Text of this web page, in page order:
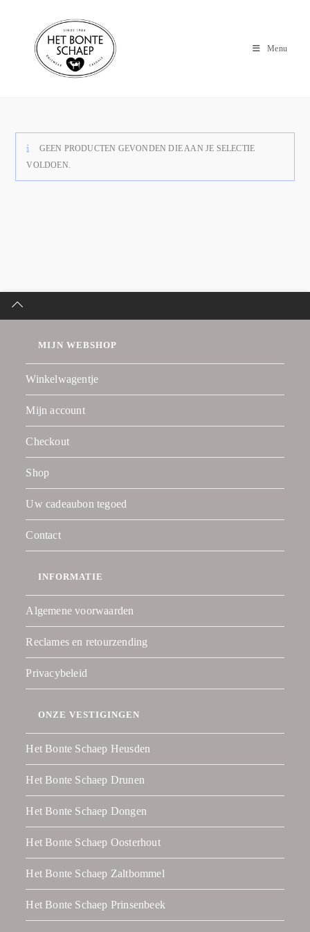
Menu
GEEN PRODUCTEN GEVONDEN DIE AAN JE SELECTIE
VOLDOEN.
MIJN WEBSHOP
Winkelwagentje
Mijn account
Checkout
Shop
Uw cadeaubon tegoed
Contact
INFORMATIE
Algemene voorwaarden
Reclames en retourzending
Privacybeleid
ONZE VESTIGINGEN
Het Bonte Schaep Heusden
Het Bonte Schaep Drunen
Het Bonte Schaep Dongen
Het Bonte Schaep Oosterhout
Het Bonte Schaep Zaltbommel
Het Bonte Schaep Prinsenbeek